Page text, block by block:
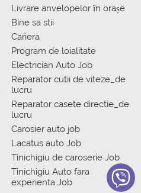
Livrare anvelopelor în orașe
Bine sa stii
Cariera
Program de loialitate
Electrician Auto Job
Reparator cutii de viteze_de
lucru
Reparator casete directie_de
lucru
Carosier auto job
Lacatus auto Job
Tinichigiu de caroserie Job
Tinichigiu Auto fara
experienta Job